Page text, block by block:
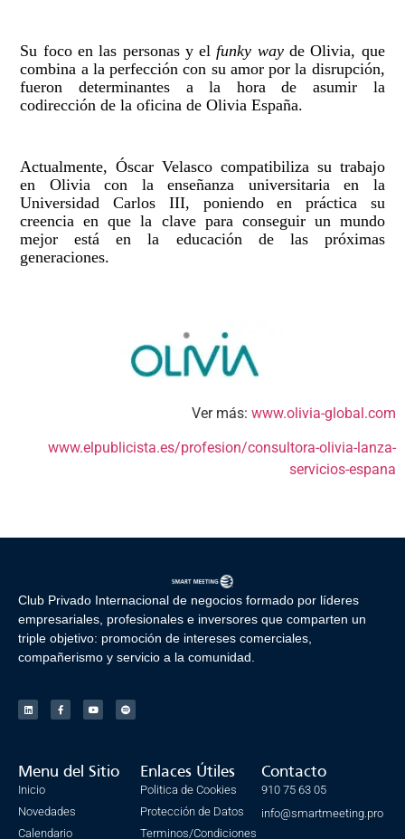
Su foco en las personas y el funky wayde Olivia, que
combina a la perfección con su amor por la disrupción,
fueron determinantes a la hora de asumir la
codirección de la oficina de Olivia España.
Actualmente, Óscar Velasco compatibiliza su trabajo
en Olivia con la enseñanza universitaria en la
Universidad Carlos III, poniendo en práctica su
creencia en que la clave para conseguir un mundo
mejor está en la educación de las próximas
generaciones.
Ver más: www.olivia-global.com
www.elpublicista.es/profesion/consultora-olivia-lanza-
servicios-espana
Club Privado Internacional de negocios formado por líderes
empresariales, profesionales e inversores que comparten un
triple objetivo: promoción de intereses comerciales,
compañerismo y servicio a la comunidad.
Menu del Sitio
Inicio
Novedades
Calendario
Enlaces Útiles
Politica de Cookies
Protección de Datos
Terminos/Condiciones
Contacto
910 75 63 05
info@smartmeeting.pro